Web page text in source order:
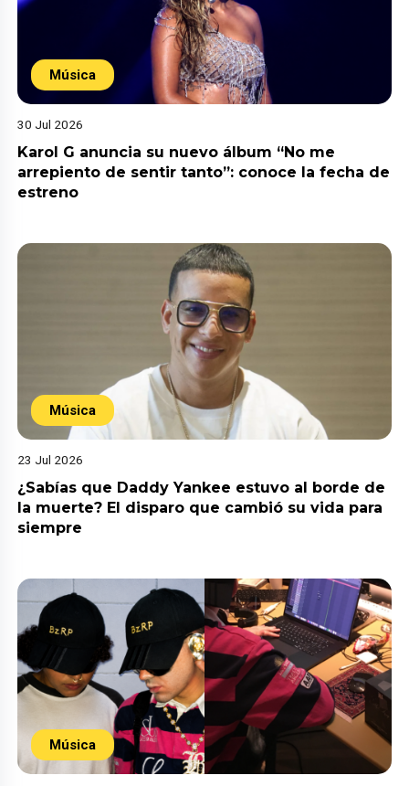
Música
30 Jul 2026
Karol G anuncia su nuevo álbum “No me
arrepiento de sentir tanto”: conoce la fecha de
estreno
Música
23 Jul 2026
¿Sabías que Daddy Yankee estuvo al borde de
la muerte? El disparo que cambió su vida para
siempre
Música